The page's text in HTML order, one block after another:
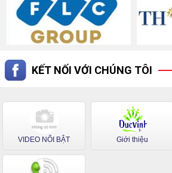
KẾT NỐI VỚI CHÚNG TÔI
VIDEO NỔI BẬT Giới thiệu